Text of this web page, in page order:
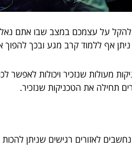
על עצמכם במצב שבו אתם
ניתן אף ללמוד קרב מגע ובכך
לומר את הדברים בקצרה, אז יש 3 טכניקות
תחילה את הטכניקות שנזכיר.
לאזורים רגישים שניתן